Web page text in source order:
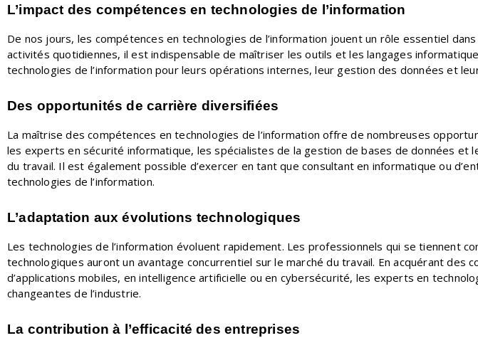
L’impact des compétences en technologies de l’information
De nos jours, les compétences en technologies de l’information jouent un rôle essentiel
activités quotidiennes, il est indispensable de maîtriser les outils et les langages
technologies de l’information pour leurs opérations internes, leur gestion des données et
Des opportunités de carrière diversifiées
La maîtrise des compétences en technologies de l’information offre de nombreuses
les experts en sécurité informatique, les spécialistes de la gestion de bases de données
du travail. Il est également possible d’exercer en tant que consultant en informatique ou
technologies de l’information.
L’adaptation aux évolutions technologiques
Les technologies de l’information évoluent rapidement. Les professionnels qui se tiennent
technologiques auront un avantage concurrentiel sur le marché du travail. En acquérant
d’applications mobiles, en intelligence artificielle ou en cybersécurité, les experts en
changeantes de l’industrie.
La contribution à l’efficacité des entreprises